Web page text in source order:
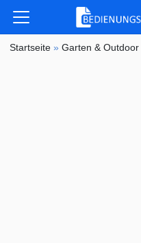
Startseite »Garten & Outdoor